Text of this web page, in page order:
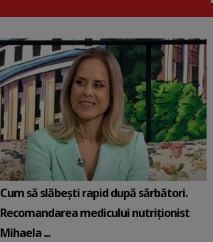
Cum să slăbești rapid după sărbători.
Recomandarea medicului nutriționist
Mihaela ...